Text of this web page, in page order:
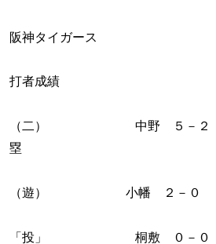
阪神タイガース
打者成績
（二） 中野 ５－２ ０
塁
（遊） 小幡 ２－０ ０
「投」 桐敷 ０－０ ０